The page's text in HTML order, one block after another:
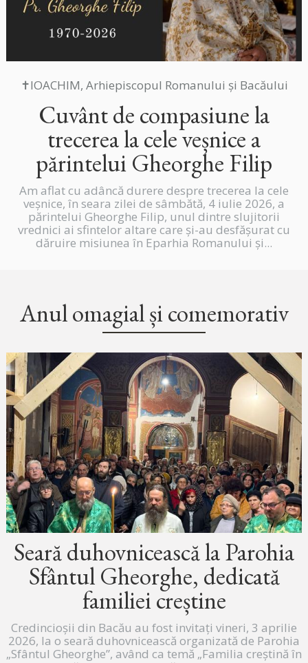
✝IOACHIM, Arhiepiscopul Romanului și Bacăului
Cuvânt de compasiune la
trecerea la cele veșnice a
părintelui Gheorghe Filip
Am aflat cu adâncă durere despre trecerea la cele
veșnice, în seara zilei de sâmbătă, 4 iulie 2026, a
părintelui Gheorghe Filip, unul dintre slujitorii
vrednici ai sfintelor altare care și-au desfășurat cu
dăruire misiunea în Eparhia Romanului și...
Anul omagial și comemorativ
Seară duhovnicească la Parohia
Sfântul Gheorghe, dedicată
familiei creștine
Credincioșii din Bacău au fost invitați vineri, 3 aprilie
2026, la o seară duhovnicească organizată de Parohia
„Sfântul Gheorghe”, având ca temă „Familia creștină în